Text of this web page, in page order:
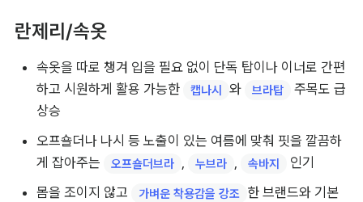
란제리/속옷
속옷을 따로 챙겨 입을 필요 없이 단독 탑이나 이너로 간편
하고 시원하게 활용 가능한
캡나시 와 브라탑
주목도 급
상승
오프숄더나 나시 등 노출이 있는 여름에 맞춰 핏을 깔끔하
게 잡아주는
오프숄더브라 , 누브라 , 속바지
인기
몸을 조이지 않고
가벼운 착용감을 강조 한 브랜드와 기본